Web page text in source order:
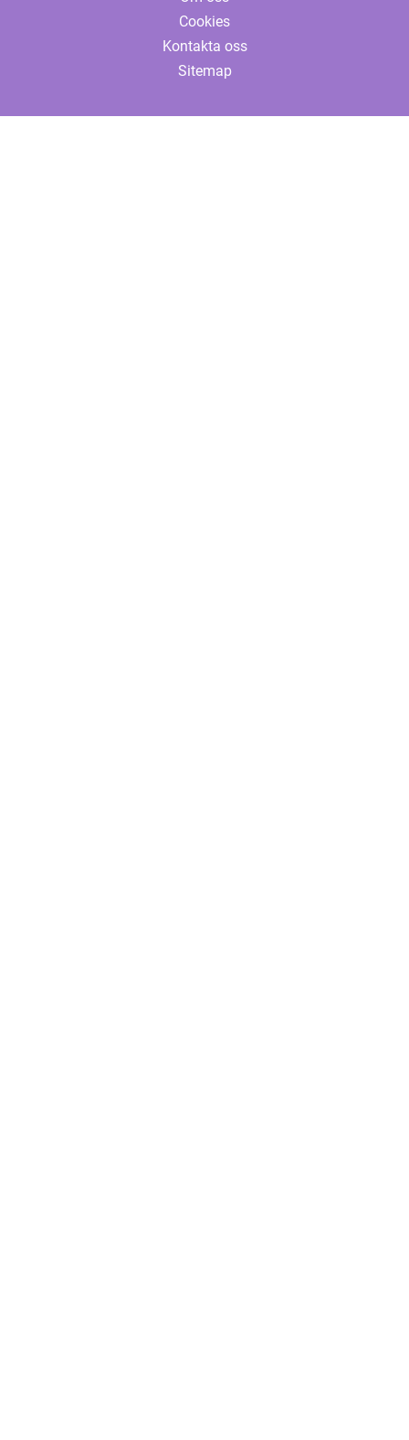
Cookies
Kontakta oss
Sitemap